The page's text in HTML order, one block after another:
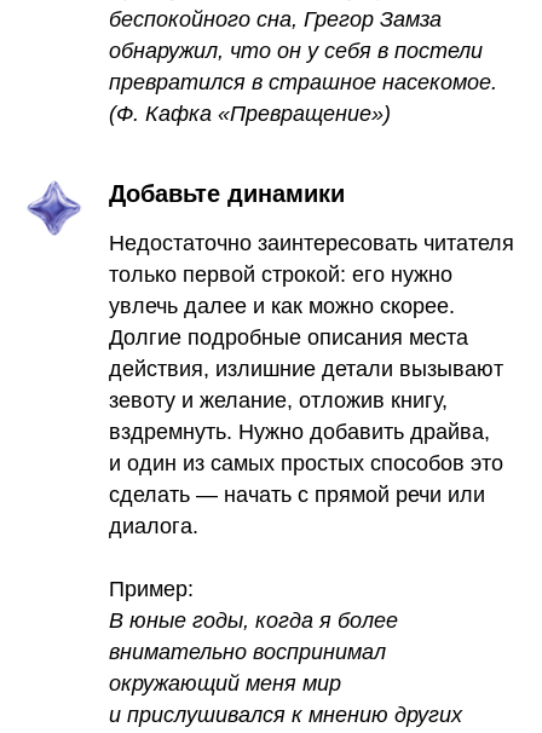
беспокойного сна, Грегор Замза
обнаружил, что он у себя в постели
превратился в страшное насекомое.
(Ф. Кафка «Превращение»)
Добавьте динамики
Недостаточно заинтересовать читателя
только первой строкой: его нужно
увлечь далее и как можно скорее.
Долгие подробные описания места
действия, излишние детали вызывают
зевоту и желание, отложив книгу,
вздремнуть. Нужно добавить драйва,
и один из самых простых способов это
сделать — начать с прямой речи или
диалога.
Пример:
В юные годы, когда я более
внимательно воспринимал
окружающий меня мир
и прислушивался к мнению других